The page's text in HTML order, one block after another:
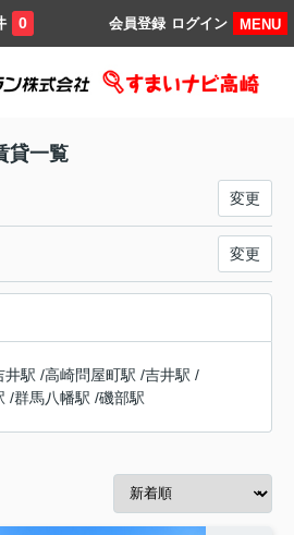
0 MENU
ログイン
会員登録
貸一覧
変更
変更
井駅 /高崎問屋町駅 /吉井駅 /
/群馬八幡駅 /磯部駅